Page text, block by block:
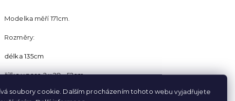
soubory cookie. Dalším procházením tohoto webu vyjadřujete
Modelka měří 171cm.
Rozměry:
délka 135cm
šířka v pase 2 x 28 - 52cm